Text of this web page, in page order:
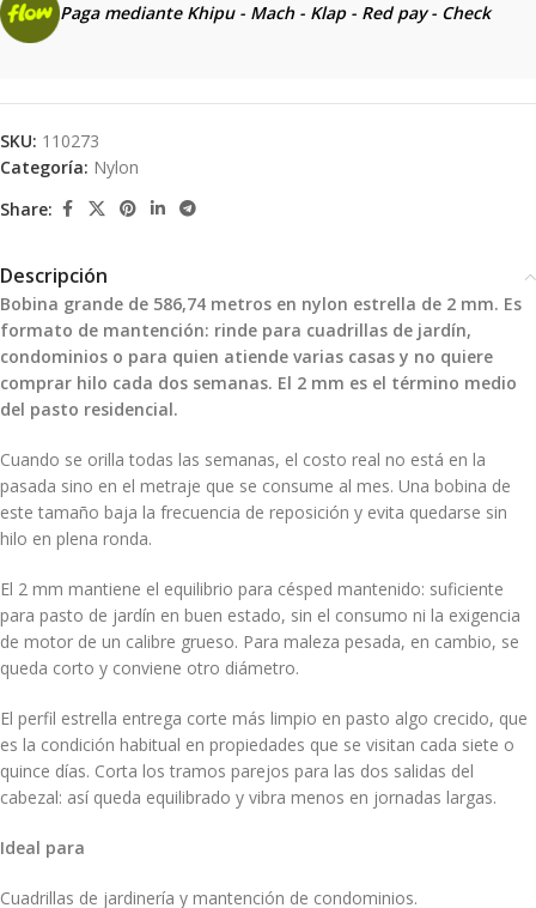
Paga mediante Khipu - Mach - Klap - Red pay - Check
SKU: 110273
Categoría: Nylon
Share:
Descripción
Bobina grande de 586,74 metros en nylon estrella de 2 mm. Es
formato de mantención: rinde para cuadrillas de jardín,
condominios o para quien atiende varias casas y no quiere
comprar hilo cada dos semanas. El 2 mm es el término medio
del pasto residencial.
Cuando se orilla todas las semanas, el costo real no está en la
pasada sino en el metraje que se consume al mes. Una bobina de
este tamaño baja la frecuencia de reposición y evita quedarse sin
hilo en plena ronda.
El 2 mm mantiene el equilibrio para césped mantenido: suficiente
para pasto de jardín en buen estado, sin el consumo ni la exigencia
de motor de un calibre grueso. Para maleza pesada, en cambio, se
queda corto y conviene otro diámetro.
El perfil estrella entrega corte más limpio en pasto algo crecido, que
es la condición habitual en propiedades que se visitan cada siete o
quince días. Corta los tramos parejos para las dos salidas del
cabezal: así queda equilibrado y vibra menos en jornadas largas.
Ideal para
Cuadrillas de jardinería y mantención de condominios.